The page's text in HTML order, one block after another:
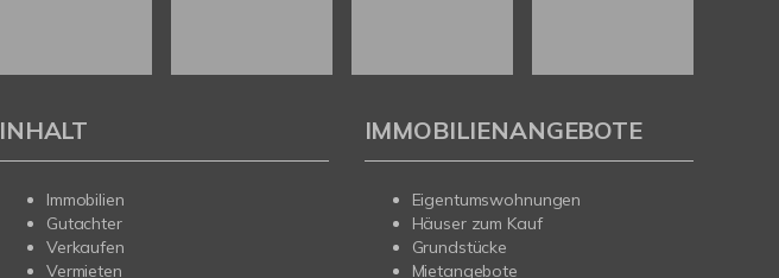
INHALT
Immobilien
Gutachter
Verkaufen
Vermieten
IMMOBILIENANGEBOTE
Eigentumswohnungen
Häuser zum Kauf
Grundstücke
Mietangebote